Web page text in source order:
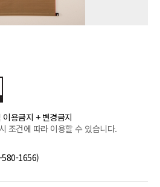
용금지 + 변경금지
조건에 따라 이용할 수 있습니다.
580-1656)